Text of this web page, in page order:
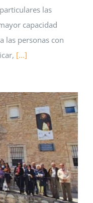
las
capacidad
las personas con
[...]